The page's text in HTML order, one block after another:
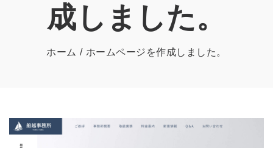
成しました。
ホーム ホームページを作成しました。